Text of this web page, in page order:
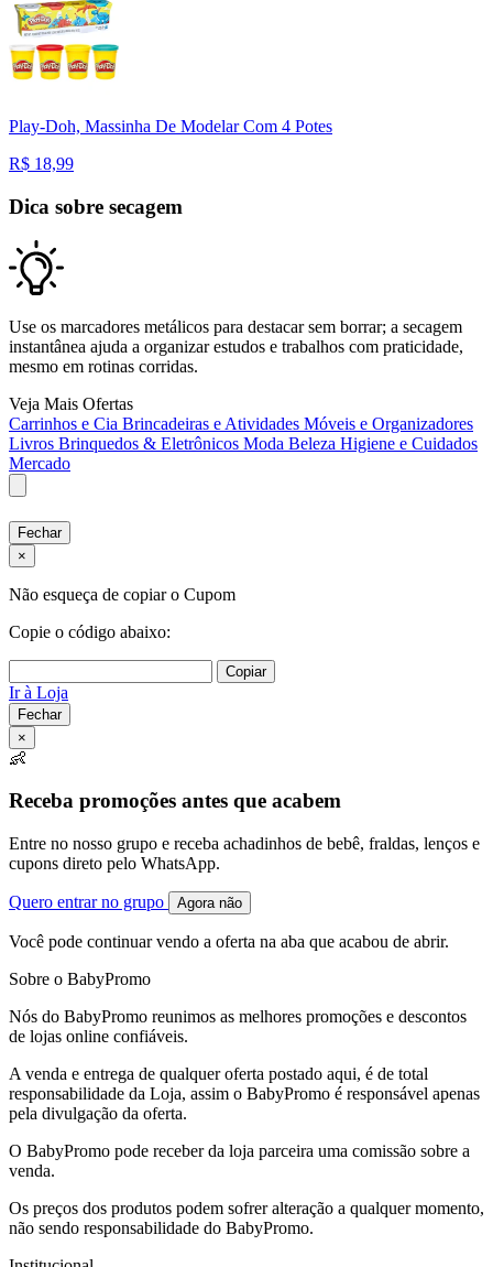
Play-Doh, Massinha De Modelar Com 4 Potes
R$ 18,99
Dica sobre secagem
Use os marcadores metálicos para destacar sem borrar; a secagem
instantânea ajuda a organizar estudos e trabalhos com praticidade,
mesmo em rotinas corridas.
Veja Mais Ofertas
Carrinhos e Cia Brincadeiras e Atividades Móveis e Organizadores
Livros Brinquedos & Eletrônicos Moda Beleza Higiene e Cuidados
Mercado
Fechar
×
Não esqueça de copiar o Cupom
Copie o código abaixo:
Copiar
Ir à Loja
Fechar
×
👶
Receba promoções antes que acabem
Entre no nosso grupo e receba achadinhos de bebê, fraldas, lenços e
cupons direto pelo WhatsApp.
Quero entrar no grupo Agora não
Você pode continuar vendo a oferta na aba que acabou de abrir.
Sobre o BabyPromo
Nós do BabyPromo reunimos as melhores promoções e descontos
de lojas online confiáveis.
A venda e entrega de qualquer oferta postado aqui, é de total
responsabilidade da Loja, assim o BabyPromo é responsável apenas
pela divulgação da oferta.
O BabyPromo pode receber da loja parceira uma comissão sobre a
venda.
Os preços dos produtos podem sofrer alteração a qualquer momento,
não sendo responsabilidade do BabyPromo.